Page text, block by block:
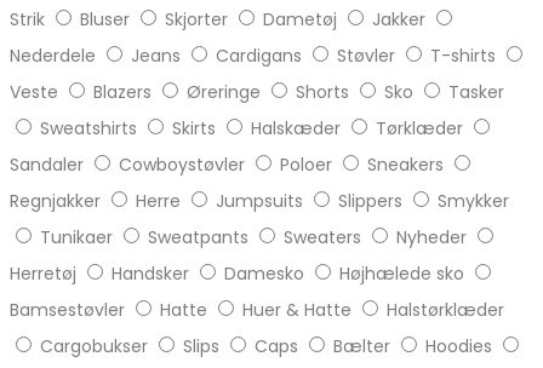
Strik
Bluser Skjorter Dametøj
Jakker
Nederdele
Jeans Cardigans Støvler
T-shirts
Veste
Blazers Øreringe Shorts Sko
Tasker
Sweatshirts
Skirts Halskæder
Tørklæder
Sandaler
Cowboystøvler Poloer
Sneakers
Regnjakker
Herre Jumpsuits Slippers
Smykker
Tunikaer
Sweatpants Sweaters
Nyheder
Herretøj
Handsker Damesko
Højhælede sko
Bamsestøvler
Hatte Huer & Hatte
Halstørklæder
Cargobukser
Slips Caps Bælter
Hoodies